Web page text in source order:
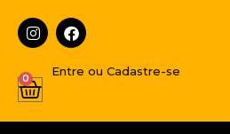
Entre ou Cadastre-se
0